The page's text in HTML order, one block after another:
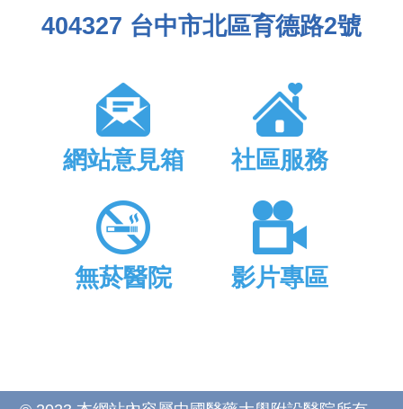
404327 台中市北區育德路2號
網站意見箱 社區服務
無菸醫院 影片專區